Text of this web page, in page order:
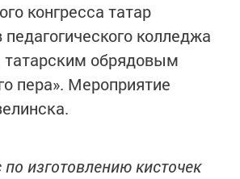
конгресса татар
колледжа
татарским обрядовым
пера». Мероприятие
изготовлению кисточек